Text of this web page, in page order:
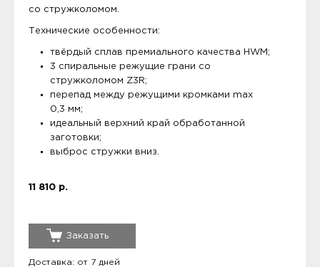
со стружколомом.
Технические особенности:
твёрдый сплав премиального качества HWM;
3 спиральные режущие грани со
стружколомом Z3R;
перепад между режущими кромками max
0,3 мм;
идеальный верхний край обработанной
заготовки;
выброс стружки вниз.
11 810 р.
Заказать
Доставка: от 7 дней